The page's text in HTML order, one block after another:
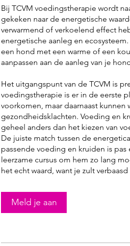
Bij TCVM voedingstherapie wordt
gekeken naar de energetische
verwarmend of verkoelend effect
energetische aanleg en
een hond met een warme of een
aanpassen aan de aanleg van je
Het uitgangspunt van de TCVM is
voedingstherapie is er in de eerste
voorkomen, maar daarnaast
gezondheidsklachten. Voeding en
geheel anders dan het kiezen van
De juiste match tussen de
passende voeding en kruiden is
leerzame cursus om hem zo lang
het echt waard, want je zult
Meld je aan